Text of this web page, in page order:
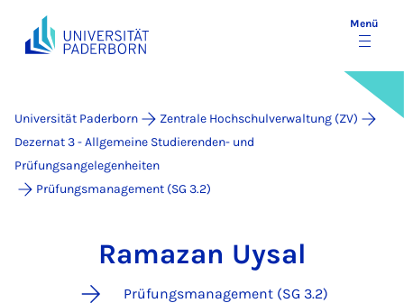
Menü
Universität Paderborn
Zentrale Hochschulverwaltung (ZV)
Dezernat 3 - Allgemeine Studierenden- und
Prüfungsangelegenheiten
Prüfungsmanagement (SG 3.2)
Ramazan Uysal
Prüfungsmanagement (SG 3.2)